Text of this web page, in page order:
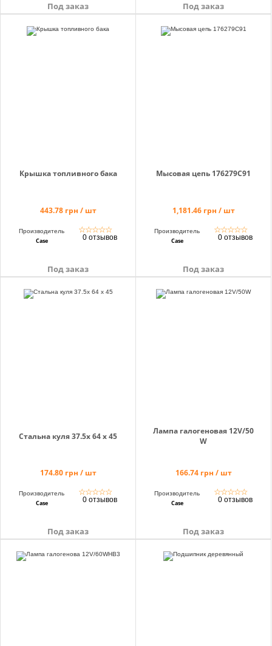
Под заказ Под заказ
Крышка топливного бака
443.78 грн / шт
Производитель
Case
☆☆☆☆☆
0 отзывов
Под заказ
Мысовая цепь 176279C91
1,181.46 грн / шт
Производитель
Case
☆☆☆☆☆
0 отзывов
Под заказ
Стальна куля 37.5x 64 x 45
174.80 грн / шт
Производитель
Case
☆☆☆☆☆
0 отзывов
Под заказ
Лампа галогеновая 12V/50
W
166.74 грн / шт
Производитель
Case
☆☆☆☆☆
0 отзывов
Под заказ